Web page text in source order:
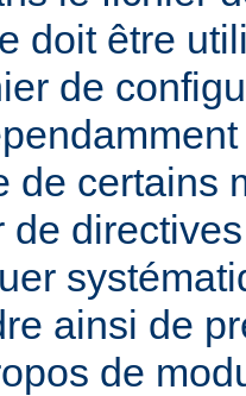
doit être
de
de certains
de
ainsi de
de